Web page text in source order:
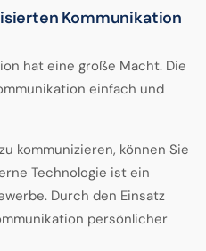
Kommunikation
hat eine große Macht. Die
einfach und
kommunizieren, können Sie
Technologie ist ein
Durch den Einsatz
persönlicher